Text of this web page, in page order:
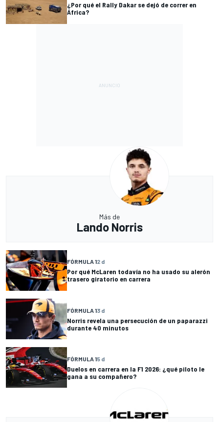
¿Por qué el Rally Dakar se dejó de correr en
África?
Más de
Lando Norris
FÓRMULA 12 d
Por qué McLaren todavía no ha usado su alerón
trasero giratorio en carrera
FÓRMULA 13 d
Norris revela una persecución de un paparazzi
durante 40 minutos
FÓRMULA 15 d
Duelos en carrera en la F1 2026: ¿qué piloto le
gana a su compañero?